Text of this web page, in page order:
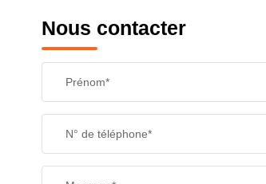
Nous contacter
Prénom*
N° de téléphone*